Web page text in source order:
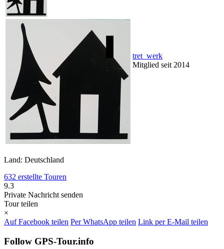
tret_werk
Mitglied seit 2014
Land: Deutschland
632 erstellte Touren
9.3
Private Nachricht senden
Tour teilen
×
Auf Facebook teilen Per WhatsApp teilen Link per E-Mail teilen
Follow GPS-Tour.info